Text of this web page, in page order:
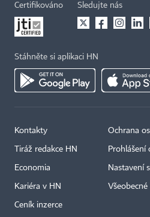
Certifikováno Sledujte nás
Stáhněte si aplikaci HN
Kontakty
Tiráž redakce HN
Economia
Kariéra v HN
Ceník inzerce
Ochrana
Prohlášení
Nastavení